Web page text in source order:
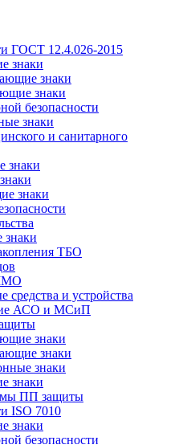
ГОСТ 12.4.026-2015
знаки
знаки
знаки
безопасности
знаки
и санитарного
знаки
знаки
ТБО
средства и устройства
АСО и МСиП
знаки
знаки
знаки
знаки
ПП защиты
ISO 7010
знаки
безопасности